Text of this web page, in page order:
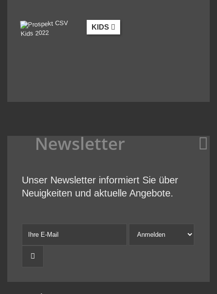
KIDS
Newsletter
Unser Newsletter informiert Sie über
Neuigkeiten und aktuelle Angebote.